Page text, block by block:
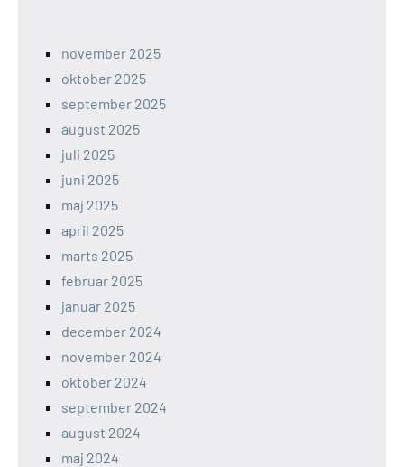
november 2025
oktober 2025
september 2025
august 2025
juli 2025
juni 2025
maj 2025
april 2025
marts 2025
februar 2025
januar 2025
december 2024
november 2024
oktober 2024
september 2024
august 2024
maj 2024